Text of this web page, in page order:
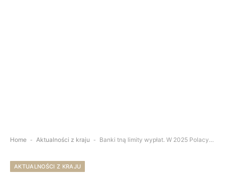
Home - Aktualności z kraju - Banki tną limity wypłat. W 2025 Polacy pożegnają łatwą gotówkę!
AKTUALNOŚCI Z KRAJU